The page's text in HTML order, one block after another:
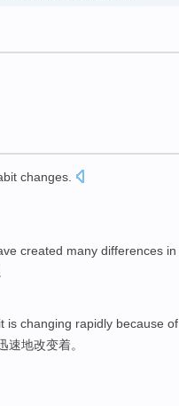
changes
created many differences in
is changing rapidly because of
速地改变着。